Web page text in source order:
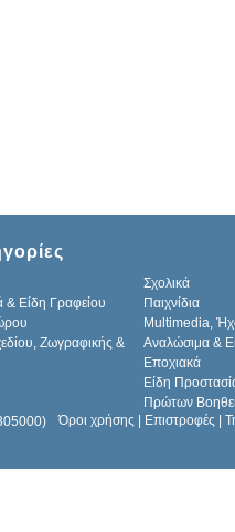
Σχολικά
& Είδη Γραφείου
Παιχνίδια
Multimedia,
Ζωγραφικής &
Αναλώσιμα &
Εποχιακά
Είδη
Πρώτων
Όροι χρήσης Επιστροφές